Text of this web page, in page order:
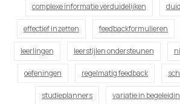
complexe informatie verduidelijken
effectief inzetten feedbackformulieren
leerlingen leerstijlen ondersteunen
oefeningen regelmatig feedback
studieplanners variatie in